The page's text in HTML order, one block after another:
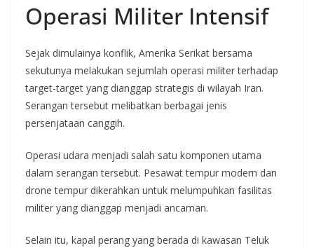
Operasi Militer Intensif
Sejak dimulainya konflik, Amerika Serikat bersama
sekutunya melakukan sejumlah operasi militer terhadap
target-target yang dianggap strategis di wilayah Iran.
Serangan tersebut melibatkan berbagai jenis
persenjataan canggih.
Operasi udara menjadi salah satu komponen utama
dalam serangan tersebut. Pesawat tempur modern dan
drone tempur dikerahkan untuk melumpuhkan fasilitas
militer yang dianggap menjadi ancaman.
Selain itu, kapal perang yang berada di kawasan Teluk